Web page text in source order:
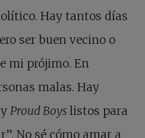
Hay tantos días
ser buen vecino o
mi prójimo. En
malas. Hay
Proud Boys listos para
No sé cómo amar a